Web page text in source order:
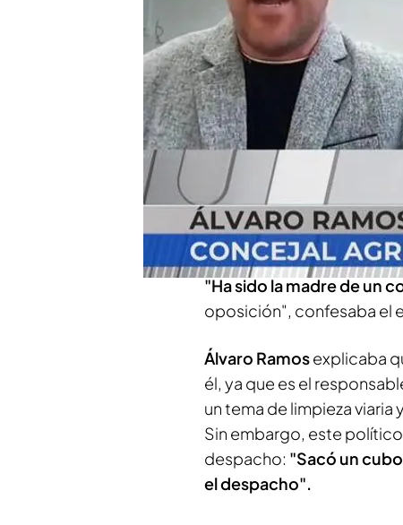
Denunciada por arrojar
teniente alcalde de
Compartir
Rocían con restos de
de un conejal de
ataque, hablamos con el
"Ha sido la madre de un
oposición", confesaba el
Álvaro Ramosexplicaba
él, ya que es el
un tema de limpieza
Sin embargo, este
despacho: "Sacó un
el despacho".